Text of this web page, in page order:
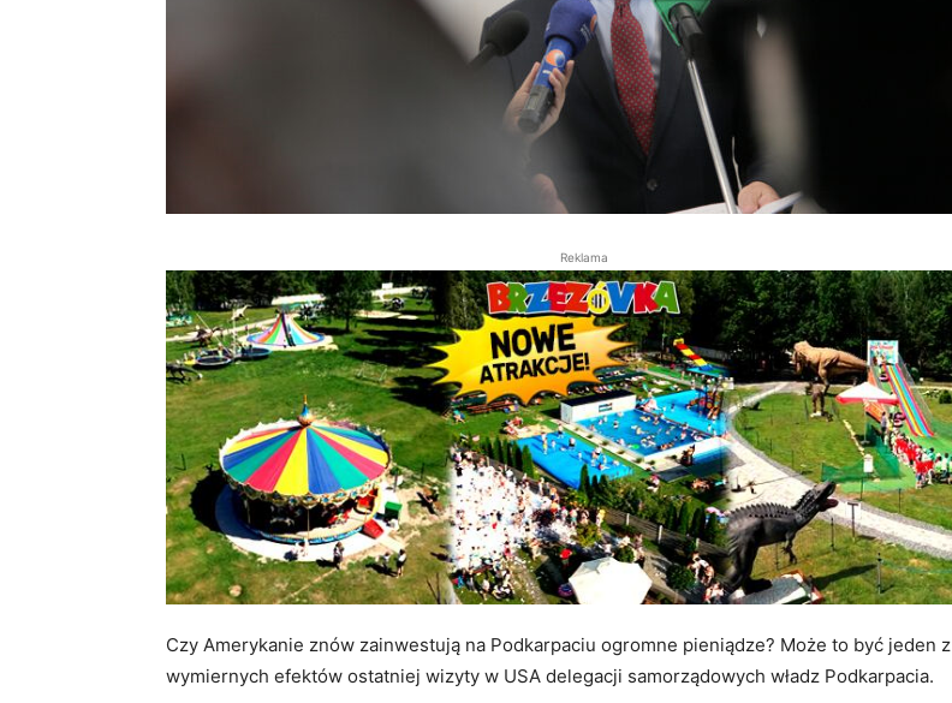
Reklama
Czy Amerykanie znów zainwestują na Podkarpaciu ogromne pieniądze? Może to być jeden z
wymiernych efektów ostatniej wizyty w USA delegacji samorządowych władz Podkarpacia.